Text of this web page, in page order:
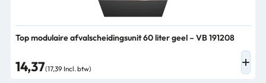
Top modulaire afvalscheidingsunit 60 liter geel – VB 191208
14,37(17,39 Incl. btw)